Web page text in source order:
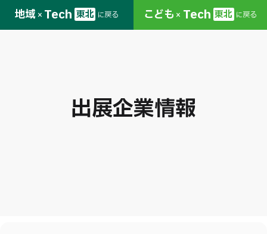
地域 × Tech 東北 に戻る こども × Tech 東北 に戻る
出展企業情報